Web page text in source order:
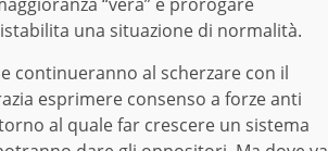
una situazione di normalità.
continueranno al scherzare con il
esprimere consenso a forze anti
al quale far crescere un sistema